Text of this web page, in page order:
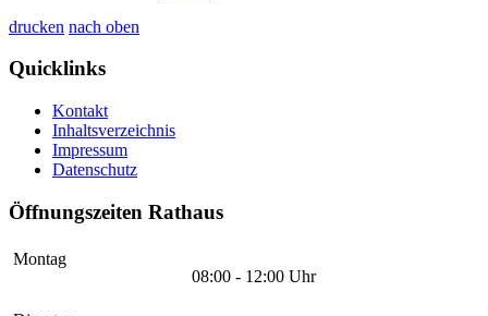
drucken nach oben
Quicklinks
Kontakt
Inhaltsverzeichnis
Impressum
Datenschutz
Öffnungszeiten Rathaus
Montag
08:00 - 12:00 Uhr